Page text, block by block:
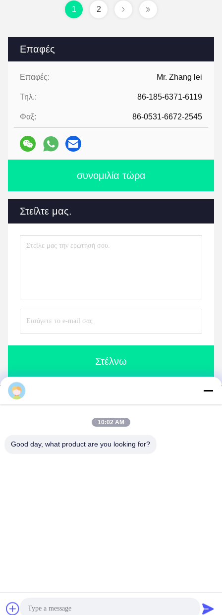
Επαφές
Επαφές: Mr. Zhang lei
Τηλ.: 86-185-6371-6119
Φαξ: 86-0531-6672-2545
συνομιλία τώρα
Στείλτε μας.
Στέλνω
1 2
Co., Ltd.
10:02 AM
Good day, what product are you looking for?